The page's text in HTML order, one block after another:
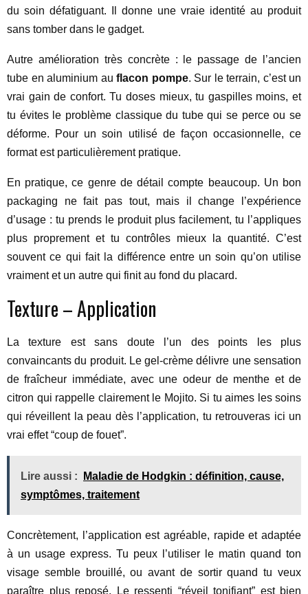
du soin défatiguant. Il donne une vraie identité au produit
sans tomber dans le gadget.
Autre amélioration très concrète : le passage de l’ancien
tube en aluminium au flacon pompe. Sur le terrain, c’est un
vrai gain de confort. Tu doses mieux, tu gaspilles moins, et
tu évites le problème classique du tube qui se perce ou se
déforme. Pour un soin utilisé de façon occasionnelle, ce
format est particulièrement pratique.
En pratique, ce genre de détail compte beaucoup. Un bon
packaging ne fait pas tout, mais il change l’expérience
d’usage : tu prends le produit plus facilement, tu l’appliques
plus proprement et tu contrôles mieux la quantité. C’est
souvent ce qui fait la différence entre un soin qu’on utilise
vraiment et un autre qui finit au fond du placard.
Texture – Application
La texture est sans doute l’un des points les plus
convaincants du produit. Le gel-crème délivre une sensation
de fraîcheur immédiate, avec une odeur de menthe et de
citron qui rappelle clairement le Mojito. Si tu aimes les soins
qui réveillent la peau dès l’application, tu retrouveras ici un
vrai effet “coup de fouet”.
Lire aussi :
Maladie de Hodgkin : définition, cause,
symptômes, traitement
Concrètement, l’application est agréable, rapide et adaptée
à un usage express. Tu peux l’utiliser le matin quand ton
visage semble brouillé, ou avant de sortir quand tu veux
paraître plus reposé. Le ressenti “réveil tonifiant” est bien